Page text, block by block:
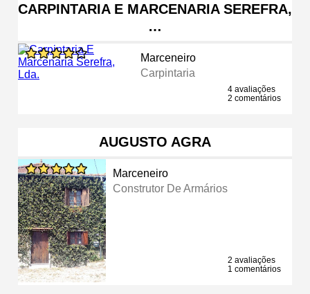
CARPINTARIA E MARCENARIA SEREFRA,
…
Marceneiro
Carpintaria
4 avaliações
2 comentários
AUGUSTO AGRA
Marceneiro
Construtor De Armários
2 avaliações
1 comentários